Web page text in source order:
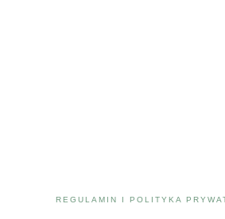
REGULAMIN I POLITYKA